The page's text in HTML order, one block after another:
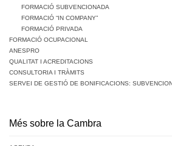
FORMACIÓ SUBVENCIONADA
FORMACIÓ “IN COMPANY”
FORMACIÓ PRIVADA
FORMACIÓ OCUPACIONAL
ANESPRO
QUALITAT I ACREDITACIONS
CONSULTORIA I TRÀMITS
SERVEI DE GESTIÓ DE BONIFICACIONS:
Més sobre la Cambra